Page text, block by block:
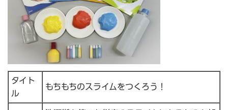
タイト
ル
もちもちのスライムをつくろう！